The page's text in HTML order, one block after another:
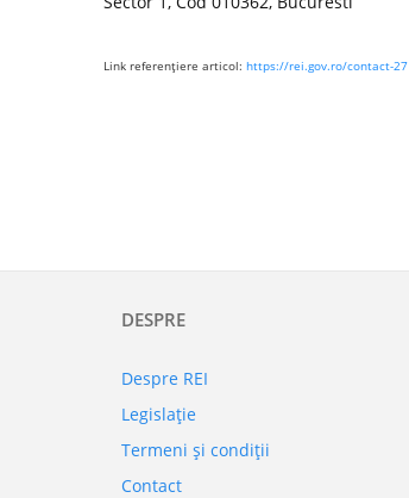
Link referenţiere articol: https://rei.gov.ro/contact-27
DESPRE
Despre REI
Legislaţie
Termeni şi condiţii
Contact